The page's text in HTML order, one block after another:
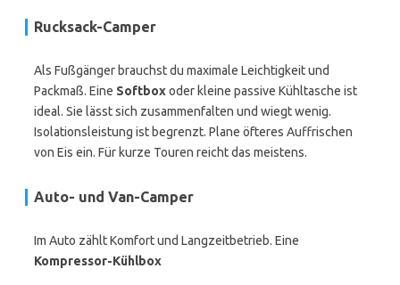
Rucksack-Camper
Als Fußgänger brauchst du maximale Leichtigkeit und
Packmaß. Eine Softboxoder kleine passive Kühltasche ist
ideal. Sie lässt sich zusammenfalten und wiegt wenig.
Isolationsleistung ist begrenzt. Plane öfteres Auffrischen
von Eis ein. Für kurze Touren reicht das meistens.
Auto- und Van-Camper
Im Auto zählt Komfort und Langzeitbetrieb. Eine
Kompressor-Kühlbox